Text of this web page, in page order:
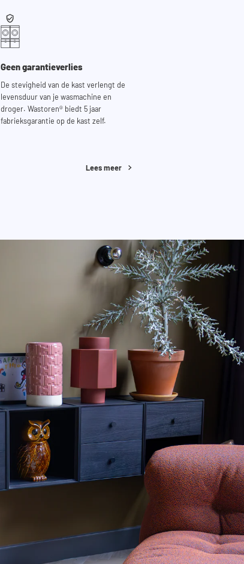
Geen garantieverlies
De stevigheid van de kast verlengt de
levensduur van je wasmachine en
droger. Wastoren® biedt 5 jaar
fabrieksgarantie op de kast zelf.
Lees meer